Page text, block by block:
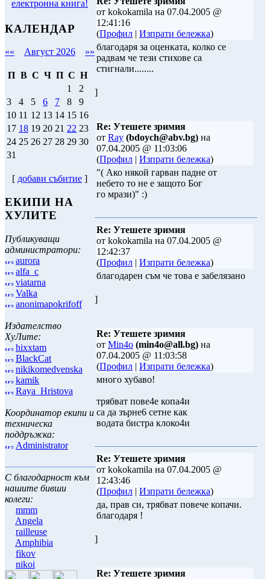
КАЛЕНДАР
«« Август 2026 »»
П В С Ч П С Н
1
2
3
4 5 6 7 8
9
10 11 12 13 14 15 16
17 18 19 20 21 22 23
24 25 26 27 28 29 30
31
[ добави събитие ]
ЕКИПИ НА
ХУЛИТЕ
Публикуващи
администратори:
aurora
alfa_c
viatarna
Valka
anonimapokrifoff
Издателство
ХуЛите:
hixxtam
BlackCat
nikikomedvenska
kamik
Raya_Hristova
Координатор екипи и
техническа
поддръжка:
Administrator
С благодарност към
нашите бивши
колеги:
mmm
Angela
railleuse
Amphibia
fikov
nikoi
от kokokamila на 07.04.2005 @
12:41:16
(Профил | Изпрати бележка)
благодаря за оценката, колко се
радвам че тези стихове са
стигнали........
]
Re: Утешете зримия
от Ray (bdoych@abv.bg) на
07.04.2005 @ 11:03:06
(Профил | Изпрати бележка)
"( Ако някой гарван падне от
небето то не е защото Бог
го мрази)" :)
Re: Утешете зримия
от kokokamila на 07.04.2005 @
12:42:37
(Профил | Изпрати бележка)
благодарен съм че това е забелязано
]
Re: Утешете зримия
от Min4o (min4o@all.bg) на
07.04.2005 @ 11:03:58
(Профил | Изпрати бележка)
много хубаво!
трябват пове4е копа4и
са да зърне6 сетне как
водата бистра клоко4и
Re: Утешете зримия
от kokokamila на 07.04.2005 @
12:43:46
(Профил | Изпрати бележка)
да, прав си, трябват повече копачи.
благодаря !
]
Re: Утешете зримия